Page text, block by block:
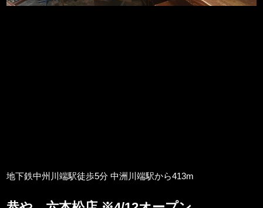
地下鉄中州川端駅徒歩5分 中洲川端駅から413m